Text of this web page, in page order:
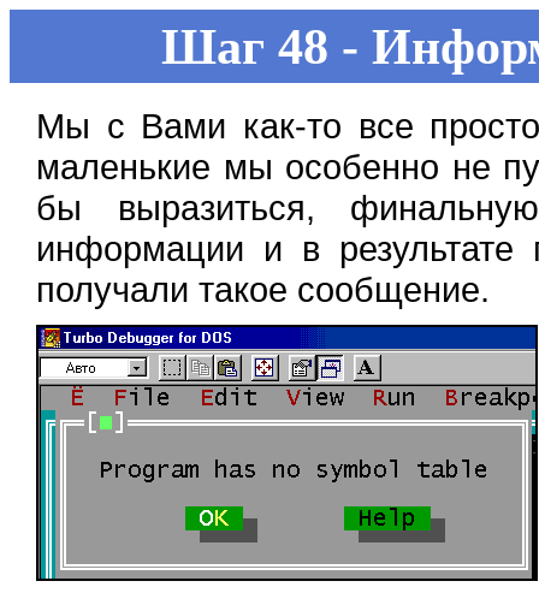
Шаг 48 -
Мы с Вами как-то все
маленькие мы особенно не
бы выразиться,
информации и в результате
получали такое сообщение.